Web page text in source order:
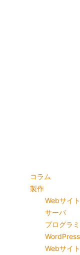
コラム
製作
Webサイ
サーバ
プログラ
WordPress
Webサイ